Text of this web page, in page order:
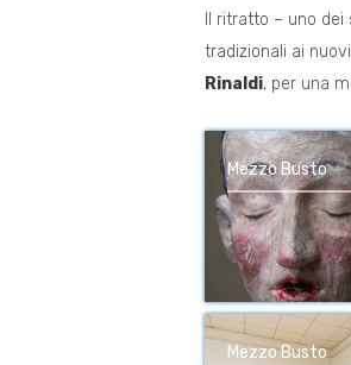
Il ritratto – uno
tradizionali ai
Rinaldi, per una
Mezzo Busto
Mezzo Busto